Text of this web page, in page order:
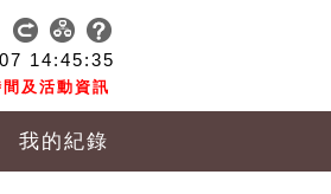
14:45:36
及活動資訊
我的紀錄